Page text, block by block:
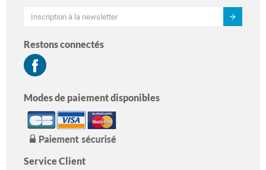
Restons connectés
Modes de paiement disponibles
Service Client